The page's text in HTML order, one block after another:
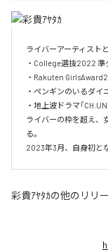
ライバーアーティスト
・College選抜2022 準
・Rakuten
・ペンギンのいるダイ
・地上波ドラマ「
ライバーの枠を超え、
る。
2023年3月、自身初と
彩貴ｱﾔﾀｶの他のリリ